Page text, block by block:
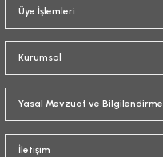
Üye İşlemleri
Kurumsal
Yasal Mevzuat ve Bilgilendirme
İletişim